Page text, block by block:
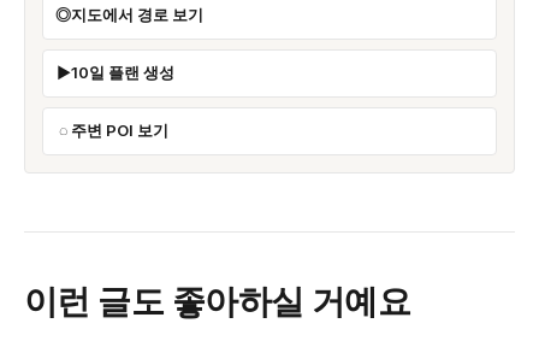
지도에서 경로 보기
10일 플랜 생성
주변 POI 보기
이런 글도 좋아하실 거예요